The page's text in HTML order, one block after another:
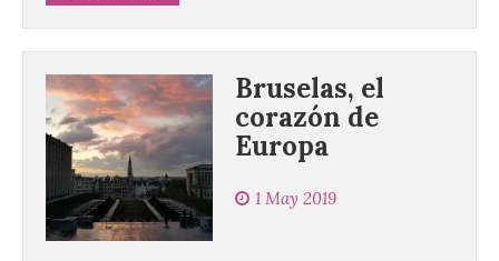
Bruselas, el
corazón de
Europa
1 May 2019